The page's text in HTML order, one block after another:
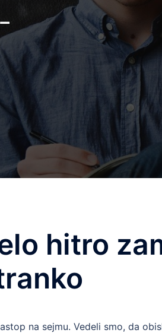
hitro
na sejmu. Vedeli smo, da